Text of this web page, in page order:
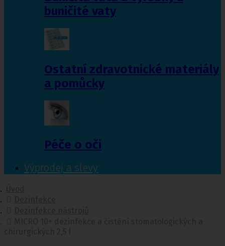
buničité vaty
Ostatní zdravotnické materiály
a pomůcky
Péče o oči
Výprodej a slevy